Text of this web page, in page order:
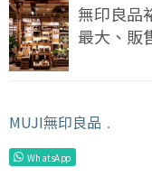
無印良品
最大、販
MUJI無印良品 ﹒
WhatsApp